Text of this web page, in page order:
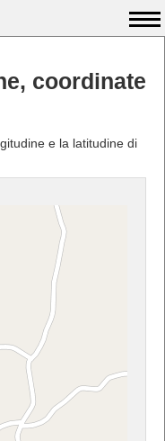
coordinate
e la latitudine di